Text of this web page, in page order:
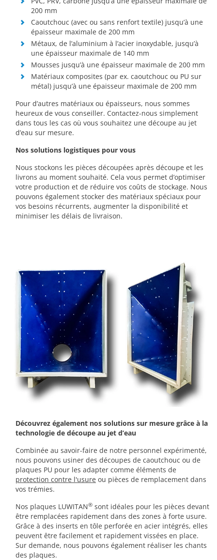
200 mm
Caoutchouc (avec ou sans renfort textile) jusqu’à une
épaisseur maximale de 200 mm
Métaux, de l’aluminium à l’acier inoxydable, jusqu’à
une épaisseur maximale de 140 mm
Mousses jusqu’à une épaisseur maximale de 200 mm
Matériaux composites (par ex. caoutchouc ou PU sur
métal) jusqu’à une épaisseur maximale de 200 mm
Pour d’autres matériaux ou épaisseurs, nous sommes
heureux de vous conseiller. Contactez-nous simplement
dans tous les cas où vous souhaitez une découpe au jet
d’eau sur mesure.
Nos solutions logistiques pour vous
Nous stockons les pièces découpées après découpe et les
livrons au moment souhaité. Cela vous permet d’optimiser
votre production et de réduire vos coûts de stockage. Nous
pouvons également stocker des matériaux spéciaux pour
vos besoins récurrents, augmenter la disponibilité et
minimiser les délais de livraison.
Découvrez également nos solutions sur mesure grâce à la
technologie de découpe au jet d’eau
Combinée au savoir-faire de notre personnel expérimenté,
nous pouvons usiner des découpes de caoutchouc ou de
plaques PU pour les adapter comme éléments de
protection contre l'usure ou pièces de remplacement dans
vos trémies.
Nos plaques LUWITAN® sont idéales pour les pièces devant
être remplacées rapidement dans des zones à forte usure.
Grâce à des inserts en tôle perforée en acier intégrés, elles
peuvent être facilement et rapidement vissées en place.
Sur demande, nous pouvons également réaliser les chants
des plaques.